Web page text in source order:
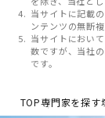
当サイトに記載
ンテンツの無断
当サイトにおい
数ですが、当社
です。
TOP専門家を探す